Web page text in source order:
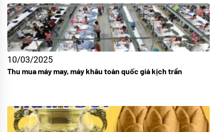
10/03/2025
Thu mua máy may, máy khâu toàn quốc giá kịch trần